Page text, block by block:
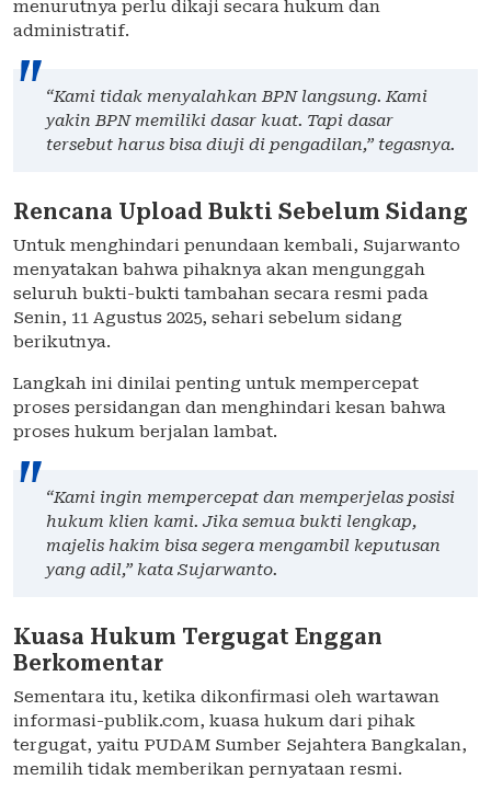
menurutnya perlu dikaji secara hukum dan
administratif.
“Kami tidak menyalahkan BPN langsung. Kami
yakin BPN memiliki dasar kuat. Tapi dasar
tersebut harus bisa diuji di pengadilan,” tegasnya.
Rencana Upload Bukti Sebelum Sidang
Untuk menghindari penundaan kembali, Sujarwanto
menyatakan bahwa pihaknya akan mengunggah
seluruh bukti-bukti tambahan secara resmi pada
Senin, 11 Agustus 2025, sehari sebelum sidang
berikutnya.
Langkah ini dinilai penting untuk mempercepat
proses persidangan dan menghindari kesan bahwa
proses hukum berjalan lambat.
“Kami ingin mempercepat dan memperjelas posisi
hukum klien kami. Jika semua bukti lengkap,
majelis hakim bisa segera mengambil keputusan
yang adil,” kata Sujarwanto.
Kuasa Hukum Tergugat Enggan
Berkomentar
Sementara itu, ketika dikonfirmasi oleh wartawan
informasi-publik.com, kuasa hukum dari pihak
tergugat, yaitu PUDAM Sumber Sejahtera Bangkalan,
memilih tidak memberikan pernyataan resmi.